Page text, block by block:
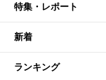
特集・レポート
新着
ランキング